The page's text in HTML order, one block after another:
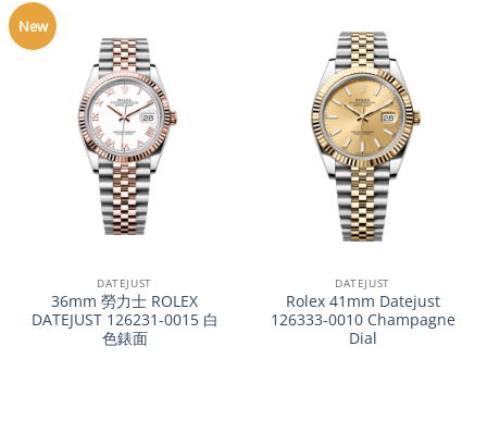
New
DATEJUST
36mm 勞力士 ROLEX
DATEJUST 126231-0015 白
色錶面
DATEJUST
Rolex 41mm Datejust
126333-0010 Champagne
Dial